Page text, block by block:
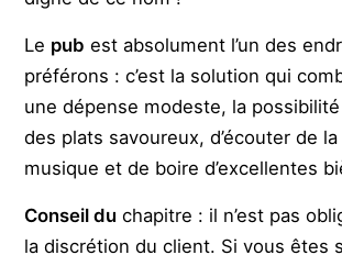
Le pub est absolument l’un des
préférons : c’est la solution qui
une dépense modeste, la
des plats savoureux, d’écouter de
musique et de boire d’excellentes
Conseil du chapitre : il n’est pas
la discrétion du client. Si vous êtes